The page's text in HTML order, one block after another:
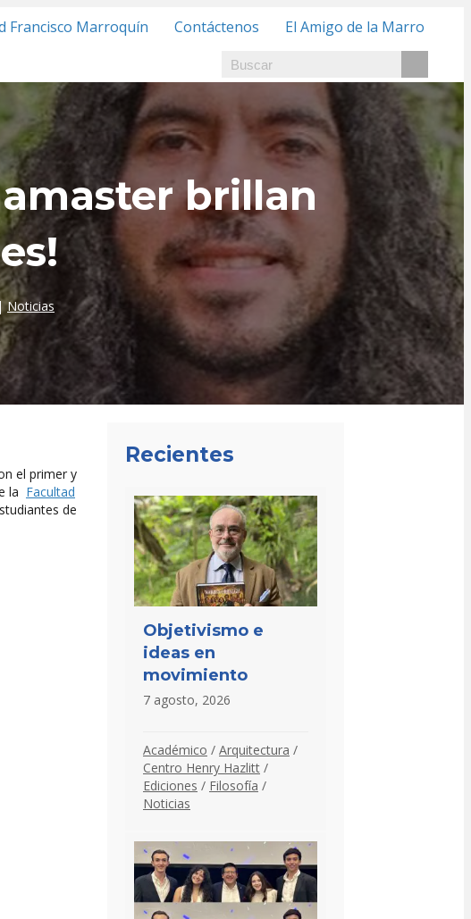
Francisco Marroquín Contáctenos El Amigo de la Marro
brillan
Noticias
el primer y
la Facultad
de
Recientes
Objetivismo e
ideas en
movimiento
7 agosto, 2026
Académico / Arquitectura /
Centro Henry Hazlitt /
Ediciones / Filosofía /
Noticias